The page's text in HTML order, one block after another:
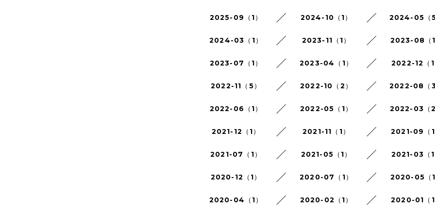
2025-09（1） 2024-10（1） 2024-05（5
2024-03（1） 2023-11（1） 2023-08（1
2023-07（1） 2023-04（1） 2022-12（1
2022-11（5） 2022-10（2） 2022-08（3
2022-06（1） 2022-05（1） 2022-03（2
2021-12（1） 2021-11（1） 2021-09（1
2021-07（1） 2021-05（1） 2021-03（1
2020-12（1） 2020-07（1） 2020-05（1
2020-04（1） 2020-02（1） 2020-01（1